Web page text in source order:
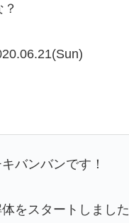
バンバンです！
をスタートしました